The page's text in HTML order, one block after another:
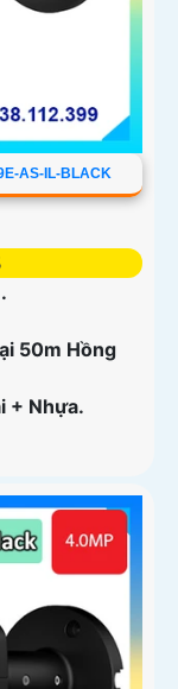
AS-IL-BLACK
50m Hồng
+ Nhựa.